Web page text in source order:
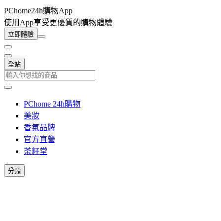
PChome24h購物App
使用App享受更優質的購物體驗
立即體驗
全站
PChome 24h購物
美妝
香氛品牌
官方直營
茶籽堂
分類